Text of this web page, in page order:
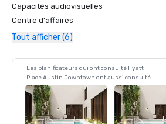
Capacités audiovisuelles
Centre d'affaires
Tout afficher (6)
Les planificateurs qui ont consulté Hyatt
Place Austin Downtown ont aussi consulté